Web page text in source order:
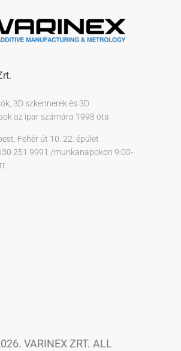
3D szkennerek és 3D
az ipar számára 1998 óta
Fehér út 10. 22. épület
251 9991 /munkanapokon 9:00-
VARINEX ZRT. ALL